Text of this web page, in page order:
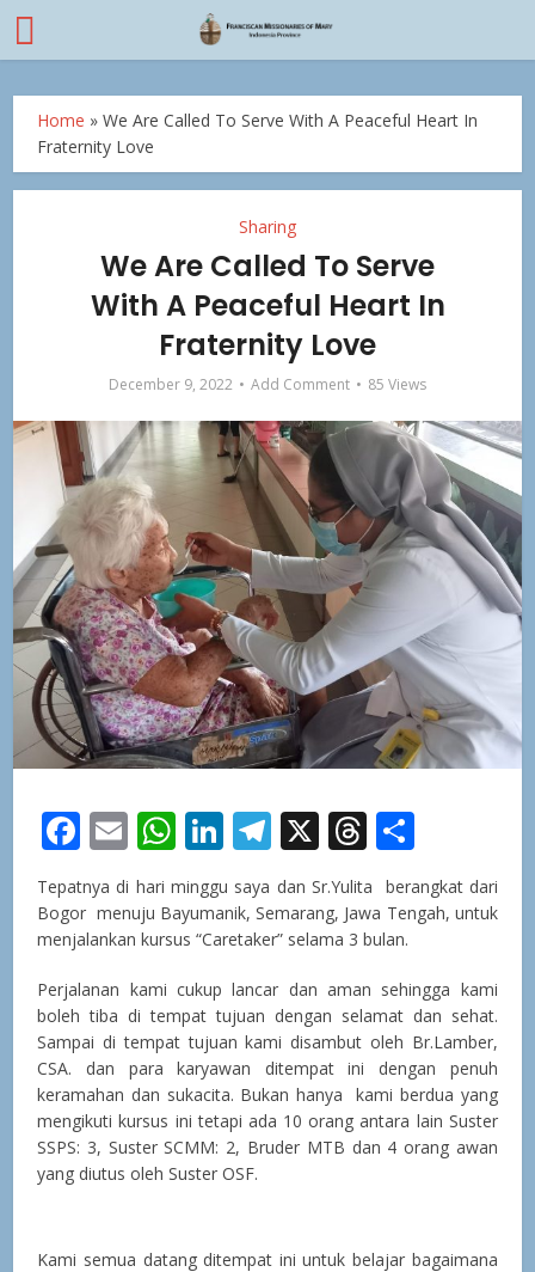
Home »We Are Called To Serve With A Peaceful Heart In
Fraternity Love
Sharing
We Are Called To Serve
With A Peaceful Heart In
Fraternity Love
December 9, 2022 Add Comment 85 Views
Facebook
EmailWhatsApp
LinkedIn
Telegram
X Threads
Tepatnya di hari minggu saya dan Sr.Yulita berangkat dari
Bogor menuju Bayumanik, Semarang, Jawa Tengah, untuk
menjalankan kursus “Caretaker” selama 3 bulan.
Perjalanan kami cukup lancar dan aman sehingga kami
boleh tiba di tempat tujuan dengan selamat dan sehat.
Sampai di tempat tujuan kami disambut oleh Br.Lamber,
CSA. dan para karyawan ditempat ini dengan penuh
keramahan dan sukacita. Bukan hanya kami berdua yang
mengikuti kursus ini tetapi ada 10 orang antara lain Suster
SSPS: 3, Suster SCMM: 2, Bruder MTB dan 4 orang awan
yang diutus oleh Suster OSF.
Kami semua datang ditempat ini untuk belajar bagaimana